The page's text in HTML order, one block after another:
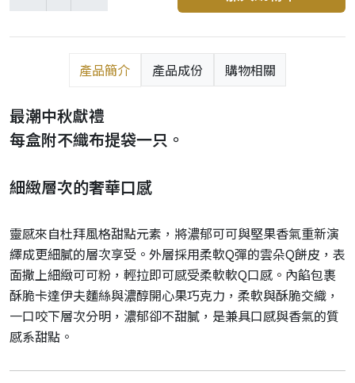
產品簡介 產品成份 購物相關
最潮中秋獻禮
每盒附不織布提袋一只。
細緻層次的奢華口感
靈感來自杜拜風格甜點元素，將濃郁可可與堅果香氣重新演
繹成更細膩的層次享受。外層採用柔軟Q彈的雲朵Q餅皮，表
面撒上細緻可可粉，輕拉即可感受柔軟軟Q口感。內餡包裹
酥脆卡達伊夫麵絲與濃醇開心果巧克力，柔軟與酥脆交織，
一口咬下層次分明，濃郁卻不甜膩，是兼具口感與香氣的質
感系甜點。